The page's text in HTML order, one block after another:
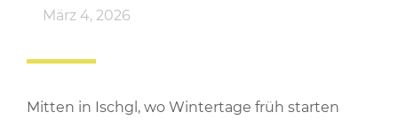
März 4, 2026
Mitten in Ischgl, wo Wintertage früh starten